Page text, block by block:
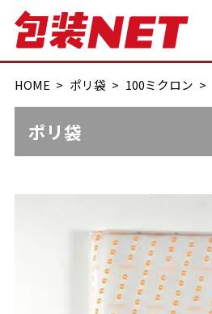
HOME ポリ袋 100ミクロン
ポリ袋